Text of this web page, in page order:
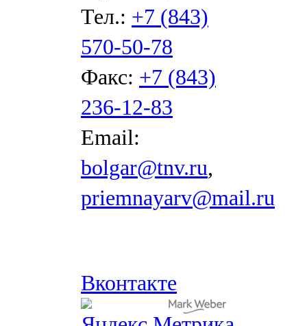
Тел.: +7 (843)
570-50-78
Факс: +7 (843)
236-12-83
Email:
bolgar@tnv.ru,
priemnayarv@mail.ru
Вконтакте